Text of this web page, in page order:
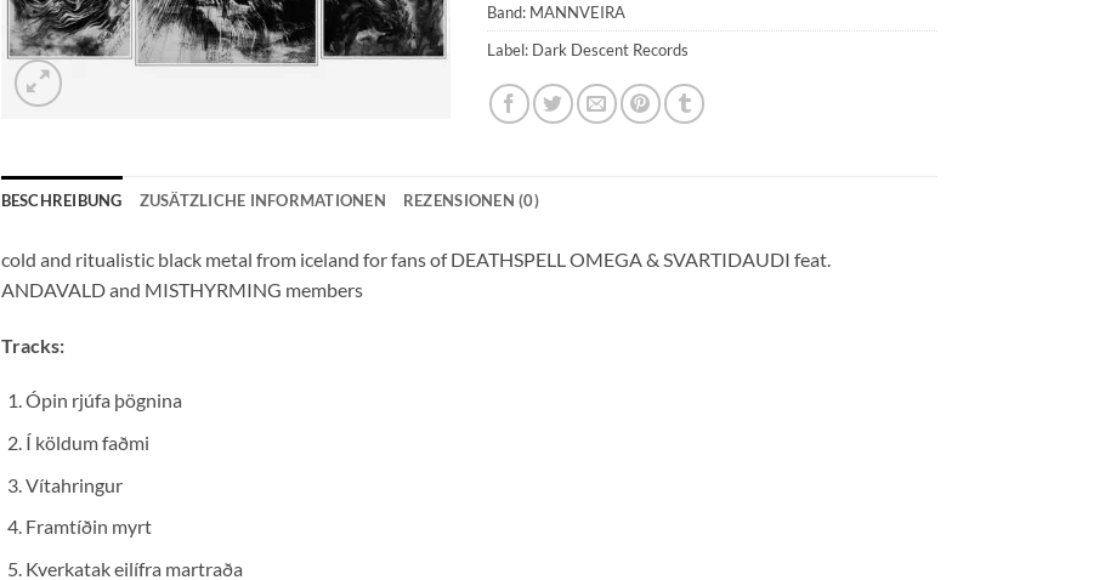
Band: MANNVEIRA
Label: Dark Descent Records
BESCHREIBUNG ZUSÄTZLICHE INFORMATIONEN REZENSIONEN (0)
cold and ritualistic black metal from iceland for fans of DEATHSPELL OMEGA & SVARTIDAUDI feat.
ANDAVALD and MISTHYRMING members
Tracks:
Ópin rjúfa þögnina
Í köldum faðmi
Vítahringur
Framtíðin myrt
Kverkatak eilífra martraða